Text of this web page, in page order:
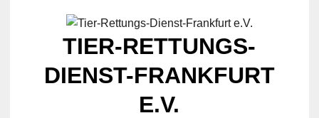
TIER-RETTUNGS-
DIENST-FRANKFURT
E.V.